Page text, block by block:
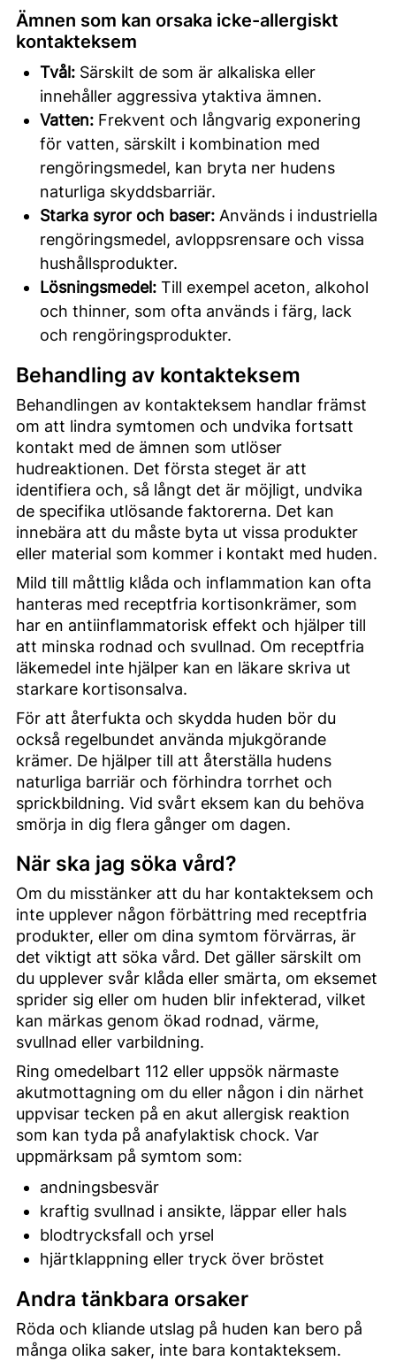
Ämnen som kan orsaka icke-allergiskt
kontakteksem
Tvål: Särskilt de som är alkaliska eller
innehåller aggressiva ytaktiva ämnen.
Vatten: Frekvent och långvarig exponering
för vatten, särskilt i kombination med
rengöringsmedel, kan bryta ner hudens
naturliga skyddsbarriär.
Starka syror och baser: Används i industriella
rengöringsmedel, avloppsrensare och vissa
hushållsprodukter.
Lösningsmedel: Till exempel aceton, alkohol
och thinner, som ofta används i färg, lack
och rengöringsprodukter.
Behandling av kontakteksem
Behandlingen av kontakteksem handlar främst
om att lindra symtomen och undvika fortsatt
kontakt med de ämnen som utlöser
hudreaktionen. Det första steget är att
identifiera och, så långt det är möjligt, undvika
de specifika utlösande faktorerna. Det kan
innebära att du måste byta ut vissa produkter
eller material som kommer i kontakt med huden.
Mild till måttlig klåda och inflammation kan ofta
hanteras med receptfria kortisonkrämer, som
har en antiinflammatorisk effekt och hjälper till
att minska rodnad och svullnad. Om receptfria
läkemedel inte hjälper kan en läkare skriva ut
starkare kortisonsalva.
För att återfukta och skydda huden bör du
också regelbundet använda mjukgörande
krämer. De hjälper till att återställa hudens
naturliga barriär och förhindra torrhet och
sprickbildning. Vid svårt eksem kan du behöva
smörja in dig flera gånger om dagen.
När ska jag söka vård?
Om du misstänker att du har kontakteksem och
inte upplever någon förbättring med receptfria
produkter, eller om dina symtom förvärras, är
det viktigt att söka vård. Det gäller särskilt om
du upplever svår klåda eller smärta, om eksemet
sprider sig eller om huden blir infekterad, vilket
kan märkas genom ökad rodnad, värme,
svullnad eller varbildning.
Ring omedelbart 112 eller uppsök närmaste
akutmottagning om du eller någon i din närhet
uppvisar tecken på en akut allergisk reaktion
som kan tyda på anafylaktisk chock. Var
uppmärksam på symtom som:
andningsbesvär
kraftig svullnad i ansikte, läppar eller hals
blodtrycksfall och yrsel
hjärtklappning eller tryck över bröstet
Andra tänkbara orsaker
Röda och kliande utslag på huden kan bero på
många olika saker, inte bara kontakteksem.